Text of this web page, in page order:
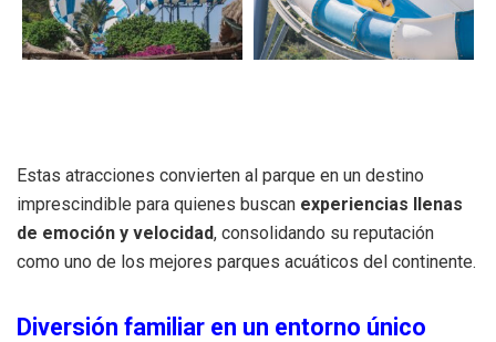
Estas atracciones convierten al parque en un destino
imprescindible para quienes buscan experiencias llenas
de emoción y velocidad, consolidando su reputación
como uno de los mejores parques acuáticos del continente.
Diversión familiar en un entorno único